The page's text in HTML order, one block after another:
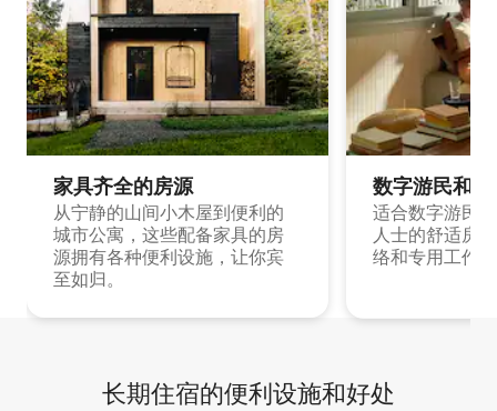
家具齐全的房源
从宁静的山间小木屋到便利的
城市公寓，这些配备家具的房
源拥有各种便利设施，让你宾
至如归。
数字游民和
适合数字游民
人士的舒适房
络和专用工作
长期住宿的便利设施和好处